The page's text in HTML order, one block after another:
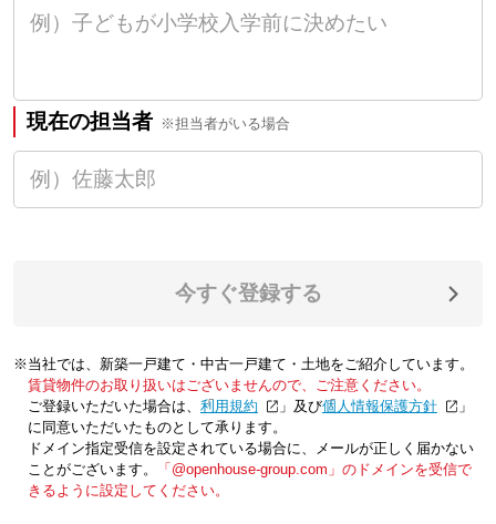
現在の担当者 ※担当者がいる場合
今すぐ登録する
※当社では、新築一戸建て・中古一戸建て・土地をご紹介しています。
賃貸物件のお取り扱いはございませんので、ご注意ください。
ご登録いただいた場合は、「利用規約 」及び「個人情報保護方針
」
に同意いただいたものとして承ります。
ドメイン指定受信を設定されている場合に、メールが正しく届かない
ことがございます。
「@openhouse-group.com」のドメインを受信で
きるように設定してください。